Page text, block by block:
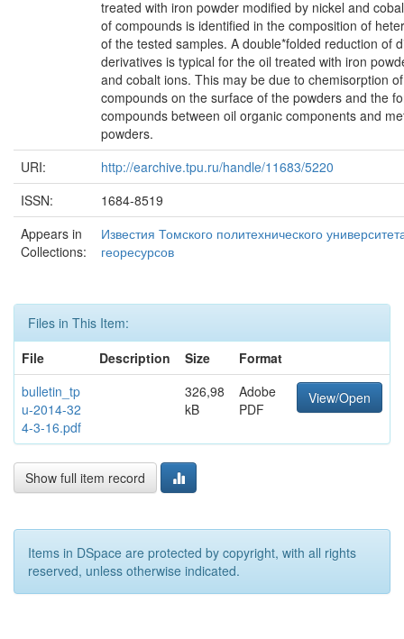
treated with iron powder modified by nickel and
of compounds is identified in the composition of
of the tested samples. A double*folded reduction of
derivatives is typical for the oil treated with iron
and cobalt ions. This may be due to chemisorption
compounds on the surface of the powders and the
compounds between oil organic components and
powders.
URI:
http://earchive.tpu.ru/handle/11683/5220
ISSN:
1684-8519
Appears in
Collections:
Известия Томского политехнического
георесурсов
Files in This Item:
File
Description Size
Format
bulletin_tp
u-2014-32
4-3-16.pdf
326,98
kB
Adobe
PDF
View/Open
Show full item record
Items in DSpace are protected by copyright, with all rights
reserved, unless otherwise indicated.